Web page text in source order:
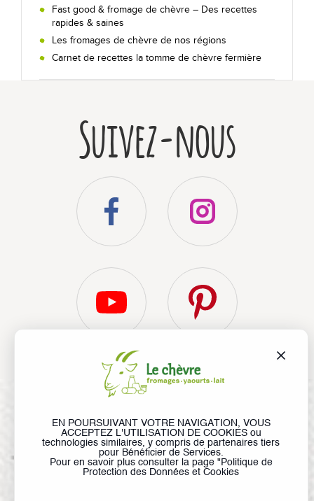
Secrets de dégustation
Bibliographie
Foire aux questions
Liens utiles
Fast good & fromage de chèvre – Des recettes
rapides & saines
Les fromages de chèvre de nos régions
Carnet de recettes la tomme de chèvre fermière
Suivez-nous
© Le Chèvre, tous droits réservés
Liens utiles
Lexique Médiathèque
Mentions légales
Contactez l’ANICAP
EN POURSUIVANT VOTRE NAVIGATION, VOUS
ACCEPTEZ L'UTILISATION DE COOKIES ou
technologies similaires, y compris de partenaires tiers
pour Bénéficier de Services.
Pour en savoir plus consulter la page " Politique de
Protection des Données et Cookies